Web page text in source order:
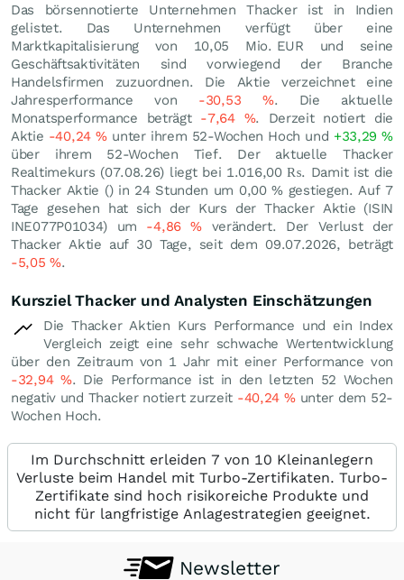
Das börsennotierte Unternehmen Thacker ist in Indien
gelistet. Das Unternehmen verfügt über eine
Marktkapitalisierung von 10,05 Mio. EUR und seine
Geschäftsaktivitäten sind vorwiegend der Branche
Handelsfirmen zuzuordnen. Die Aktie verzeichnet eine
Jahresperformance von -30,53 %. Die aktuelle
Monatsperformance beträgt -7,64 %. Derzeit notiert die
Aktie -40,24%unter ihrem 52-Wochen Hoch und +33,29%
über ihrem 52-Wochen Tief. Der aktuelle Thacker
Realtimekurs (07.08.26) liegt bei 1.016,00 ₨. Damit ist die
Thacker Aktie () in 24 Stunden um 0,00% gestiegen. Auf 7
Tage gesehen hat sich der Kurs der Thacker Aktie (ISIN
INE077P01034) um -4,86% verändert. Der Verlust der
Thacker Aktie auf 30 Tage, seit dem 09.07.2026, beträgt
-5,05%.
Kursziel Thacker und Analysten Einschätzungen
Die Thacker Aktien Kurs Performance und ein Index
Vergleich zeigt eine sehr schwache Wertentwicklung
über den Zeitraum von 1 Jahr mit einer Performance von
-32,94 %. Die Performance ist in den letzten 52 Wochen
negativ und Thacker notiert zurzeit -40,24%unter dem 52-
Wochen Hoch.
Im Durchschnitt erleiden 7 von 10 Kleinanlegern
Verluste beim Handel mit Turbo-Zertifikaten. Turbo-
Zertifikate sind hoch risikoreiche Produkte und
nicht für langfristige Anlagestrategien geeignet.
Newsletter